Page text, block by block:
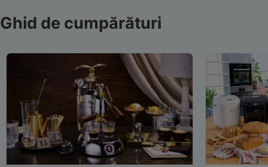
Ghid de cumpărături